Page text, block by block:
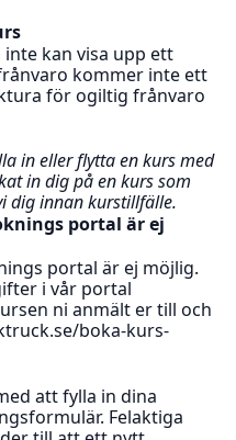
kan visa upp ett
kommer inte ett
för ogiltig frånvaro
in eller flytta en kurs med
in dig på en kurs som
dig innan kurstillfälle.
portal är ej
portal är ej möjlig.
i vår portal
ni anmält er till och
boka-kurs-
att fylla in dina
Felaktiga